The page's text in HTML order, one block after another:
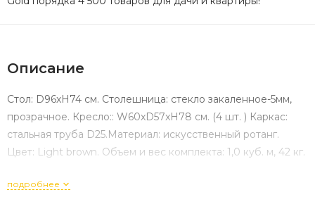
Описание
Стoл: D96хH74 см. Столешница: стекло закаленное-5мм,
прозрачное. Кресло:: W60xD57xH78 см. (4 шт. ) Каркас:
стальная труба D25.Материал: искусственный ротанг.
Цвет: Light brown. Объем и вес комплекта: 1,0 куб. м, 42 кг.
подробнее